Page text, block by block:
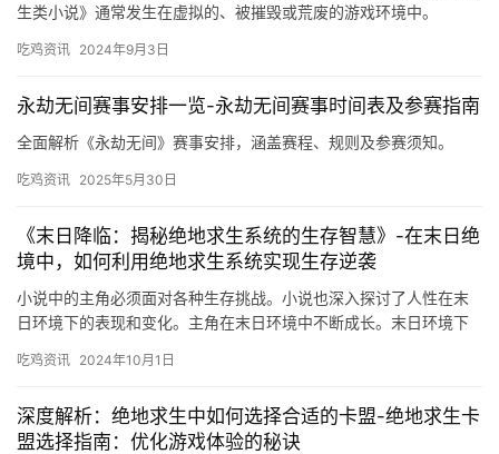
生类小说》通常发生在虚拟的、被摧毁或荒废的游戏环境中。
吃鸡资讯 2024年9月3日
永劫无间赛事安排一览-永劫无间赛事时间表及参赛指南
全面解析《永劫无间》赛事安排，涵盖赛程、规则及参赛须知。
吃鸡资讯 2025年5月30日
《末日降临：揭秘绝地求生系统的生存智慧》-在末日绝
境中，如何利用绝地求生系统实现生存逆袭
小说中的主角必须面对各种生存挑战。小说也深入探讨了人性在末
日环境下的表现和变化。主角在末日环境中不断成长。末日环境下
吃鸡资讯 2024年10月1日
深度解析：绝地求生中如何选择合适的卡盟-绝地求生卡
盟选择指南：优化游戏体验的秘诀